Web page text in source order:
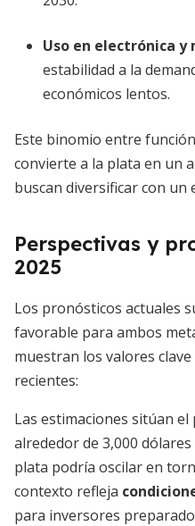
Uso en electrónica y
estabilidad a la
económicos lentos.
Este binomio entre
convierte a la plata en un
buscan diversificar con un
Perspectivas y
2025
Los pronósticos actuales
favorable para ambos
muestran los valores
recientes:
Las estimaciones sitúan
alrededor de 3,000
plata podría oscilar en
contexto refleja
para inversores